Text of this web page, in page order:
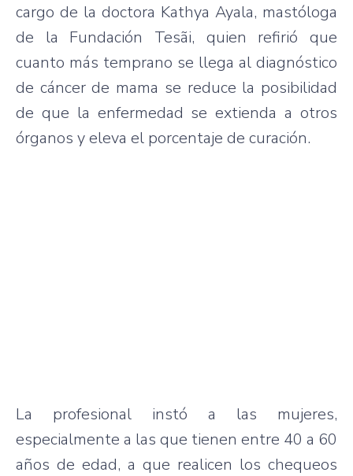
cargo de la doctora Kathya Ayala, mastóloga
de la Fundación Tesãi, quien refirió que
cuanto más temprano se llega al diagnóstico
de cáncer de mama se reduce la posibilidad
de que la enfermedad se extienda a otros
órganos y eleva el porcentaje de curación.
La profesional instó a las mujeres,
especialmente a las que tienen entre 40 a 60
años de edad, a que realicen los chequeos